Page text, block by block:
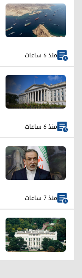
منذ 6 ساعات
منذ 6 ساعات
منذ 7 ساعات